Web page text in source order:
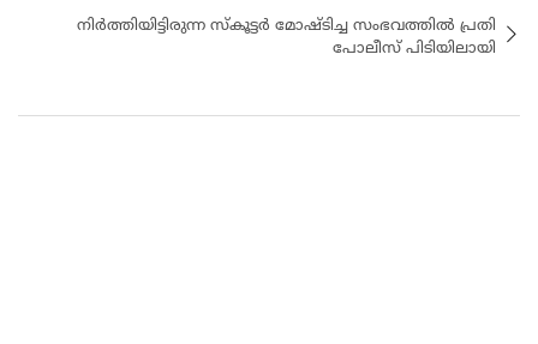
നിർത്തിയിട്ടിരുന്ന സ്കൂട്ടർ മോഷ്ടിച്ച സംഭവത്തിൽ പ്രതി
പോലീസ് പിടിയിലായി